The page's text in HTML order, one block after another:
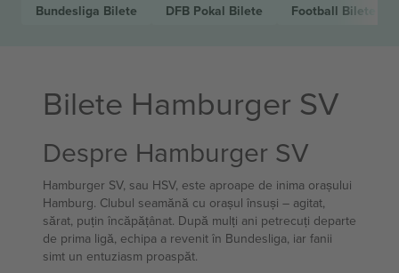
Bundesliga Bilete DFB Pokal Bilete Football Bilete
Bilete Hamburger SV
Despre Hamburger SV
Hamburger SV, sau HSV, este aproape de inima orașului
Hamburg. Clubul seamănă cu orașul însuși – agitat,
sărat, puțin încăpățânat. După mulți ani petrecuți departe
de prima ligă, echipa a revenit în Bundesliga, iar fanii
simt un entuziasm proaspăt.